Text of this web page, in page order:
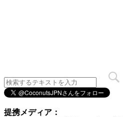
提携メディア：